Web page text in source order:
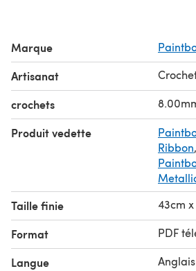
Marque
Artisanat
crochets
Produit vedette
Ribbon,
Taille finie 43cm
Format PDF
Langue Anglais